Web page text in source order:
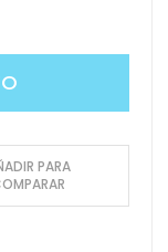
PARA